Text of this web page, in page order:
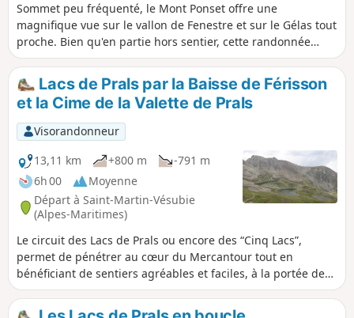
Sommet peu fréquenté, le Mont Ponset offre une
magnifique vue sur le vallon de Fenestre et sur le Gélas tout
proche. Bien qu'en partie hors sentier, cette randonnée
reste accessible - hormis des pentes soutenues.
Lacs de Prals par la Baisse de Férisson
et la Cime de la Valette de Prals
Visorandonneur
13,11 km
+800 m
-791 m
6h 00
Moyenne
Départ à Saint-Martin-Vésubie
(Alpes-Maritimes)
Le circuit des Lacs de Prals ou encore des “Cinq Lacs”,
permet de pénétrer au cœur du Mercantour tout en
bénéficiant de sentiers agréables et faciles, à la portée de
tout marcheur. Ce circuit vous permettra de découvrir la
Tête de la Lave, la Cime de la Valette de Prals (2496 m) avec